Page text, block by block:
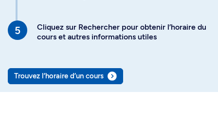
Cliquez sur Rechercher pour obtenir l’horaire du
cours et autres informations utiles
Trouvez l’horaire d’un cours